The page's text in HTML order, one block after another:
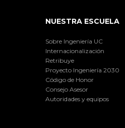
NUESTRA ESCUELA
Sobre Ingeniería UC
Internacionalización
Retribuye
Proyecto Ingeniería 2030
Código de Honor
Consejo Asesor
Autoridades y equipos